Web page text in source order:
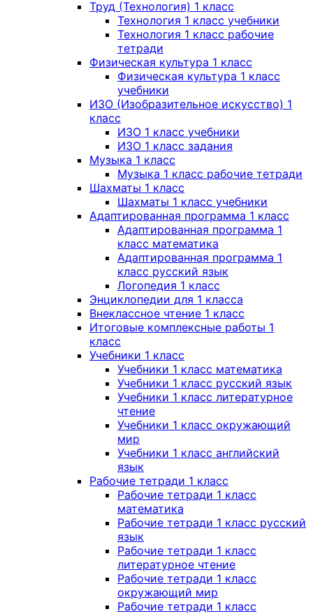
Труд (Технология) 1 класс
Технология 1 класс учебники
Технология 1 класс рабочие
тетради
Физическая культура 1 класс
Физическая культура 1 класс
учебники
ИЗО (Изобразительное искусство) 1
класс
ИЗО 1 класс учебники
ИЗО 1 класс задания
Музыка 1 класс
Музыка 1 класс рабочие тетради
Шахматы 1 класс
Шахматы 1 класс учебники
Адаптированная программа 1 класс
Адаптированная программа 1
класс математика
Адаптированная программа 1
класс русский язык
Логопедия 1 класс
Энциклопедии для 1 класса
Внеклассное чтение 1 класс
Итоговые комплексные работы 1
класс
Учебники 1 класс
Учебники 1 класс математика
Учебники 1 класс русский язык
Учебники 1 класс литературное
чтение
Учебники 1 класс окружающий
мир
Учебники 1 класс английский
язык
Рабочие тетради 1 класс
Рабочие тетради 1 класс
математика
Рабочие тетради 1 класс русский
язык
Рабочие тетради 1 класс
литературное чтение
Рабочие тетради 1 класс
окружающий мир
Рабочие тетради 1 класс